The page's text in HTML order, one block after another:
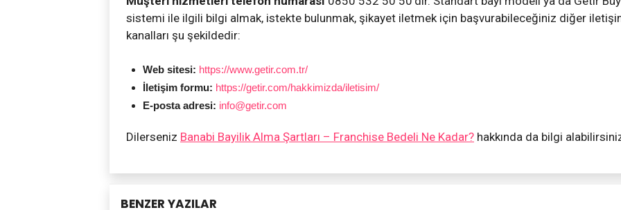
sistemi ile ilgili bilgi almak, istekte bulunmak, şikayet iletmek için başvurabileceğiniz diğer
kanalları şu şekildedir:
Web sitesi: https://www.getir.com.tr/
İletişim formu: https://getir.com/hakkimizda/iletisim/
E-posta adresi: info@getir.com
Dilerseniz Banabi Bayilik Alma Şartları – Franchise Bedeli Ne Kadar? hakkında da bilgi
BENZER YAZILAR